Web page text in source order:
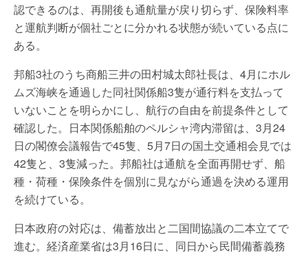
認できるのは、再開後も通航量が戻り切らず、保険料率
と運航判断が個社ごとに分かれる状態が続いている点に
ある。
邦船3社のうち商船三井の田村城太郎社長は、4月にホル
ムズ海峡を通過した同社関係船3隻が通行料を支払って
いないことを明らかにし、航行の自由を前提条件として
確認した。日本関係船舶のペルシャ湾内滞留は、3月24
日の閣僚会議報告で45隻、5月7日の国土交通相会見では
42隻と、3隻減った。邦船社は通航を全面再開せず、船
種・荷種・保険条件を個別に見ながら通過を決める運用
を続けている。
日本政府の対応は、備蓄放出と二国間協議の二本立てで
進む。経済産業省は3月16日に、同日から民間備蓄義務